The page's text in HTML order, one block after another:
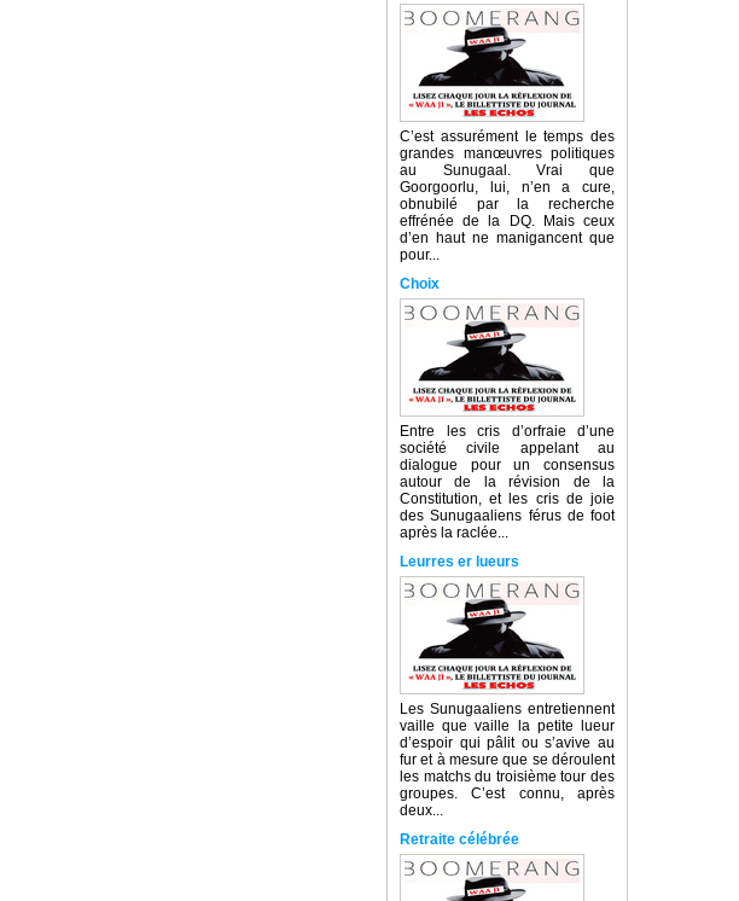
C’est assurément le temps des
grandes manœuvres politiques
au Sunugaal. Vrai que
Goorgoorlu, lui, n’en a cure,
obnubilé par la recherche
effrénée de la DQ. Mais ceux
d’en haut ne manigancent que
pour...
Choix
Entre les cris d’orfraie d’une
société civile appelant au
dialogue pour un consensus
autour de la révision de la
Constitution, et les cris de joie
des Sunugaaliens férus de foot
après la raclée...
Leurres er lueurs
Les Sunugaaliens entretiennent
vaille que vaille la petite lueur
d’espoir qui pâlit ou s’avive au
fur et à mesure que se déroulent
les matchs du troisième tour des
groupes. C’est connu, après
deux...
Retraite célébrée